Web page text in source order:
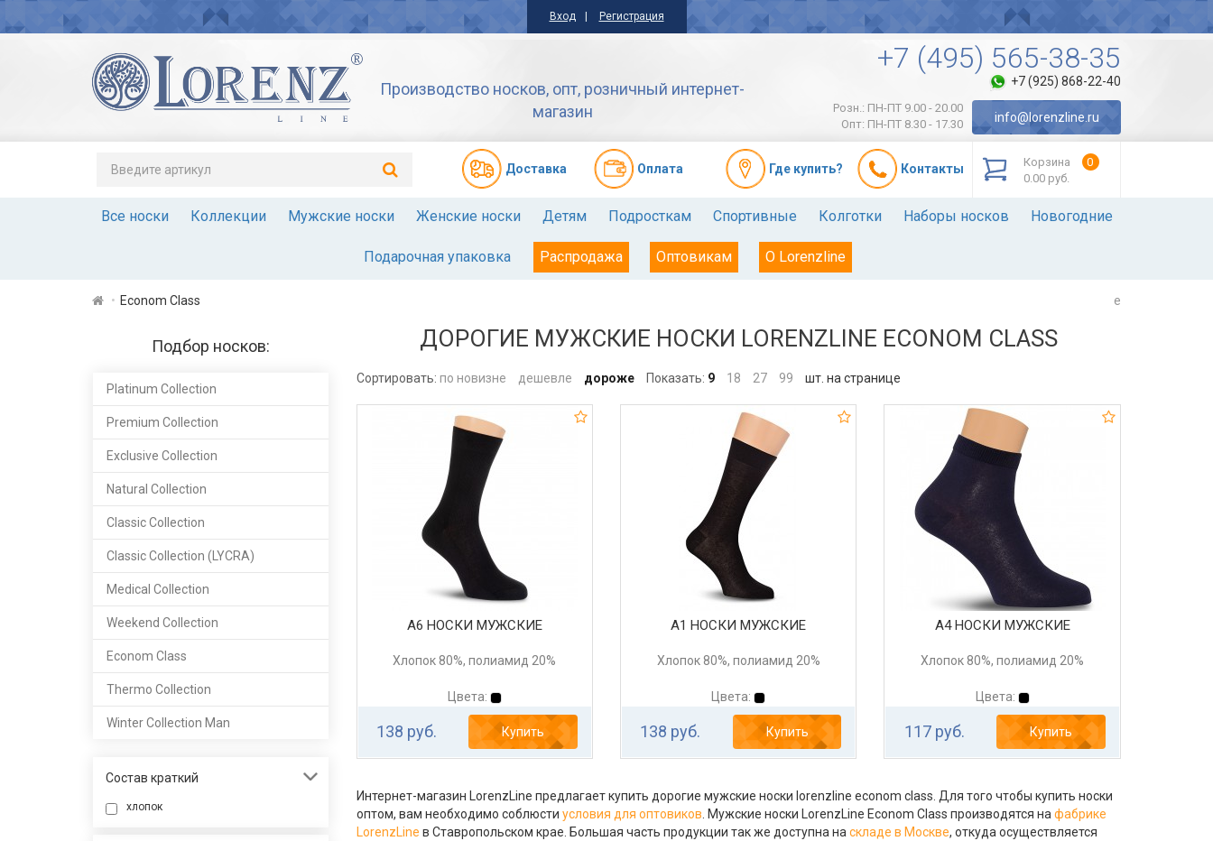
Вход Регистрация
Производство носков, опт, розничный интернет-
магазин
+7 (495) 565-38-35
+7 (925) 868-22-40
Розн.: ПН-ПТ 9.00 - 20.00
Опт: ПН-ПТ 8.30 - 17.30
info@lorenzline.ru
Доставкa Оплата Где купить? Контакты Корзина
0
0.00 руб.
Все носки Коллекции Мужские носки Женские носки Детям Подросткам Спортивные Колготки Наборы носков Новогодние
Подарочная упаковка Распродажа Оптовикам О Lorenzline
Econom Class e
Подбор носков:
Platinum Сollection
Premium Сollection
Exclusive Collection
Natural Сollection
Classic Сollection
Classic Сollection (LYCRA)
Medical Collection
Weekend Collection
Econom Class
Thermo Collection
Winter Collection Man
Состав краткий
хлопок
ДОРОГИЕ МУЖСКИЕ НОСКИ LORENZLINE ECONOM CLASS
Сортировать: по новизне дешевле дороже Показать: 9 18 27 99 шт. на странице
А6 НОСКИ МУЖСКИЕ
Хлопок 80%, полиамид 20%
Цвета:
138 руб. Купить
А1 НОСКИ МУЖСКИЕ
Хлопок 80%, полиамид 20%
Цвета:
138 руб. Купить
А4 НОСКИ МУЖСКИЕ
Хлопок 80%, полиамид 20%
Цвета:
117 руб. Купить
Интернет-магазин LorenzLine предлагает купить дорогие мужские носки lorenzline econom class. Для того чтобы купить носки
оптом, вам необходимо соблюсти условия для оптовиков. Мужские носки LorenzLine Econom Class производятся нафабрике
LorenzLine в Ставропольском крае. Большая часть продукции так же доступна наскладе в Москве, откуда осуществляется